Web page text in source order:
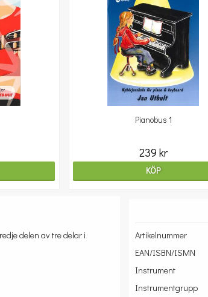
Pianobus 1
239 kr
KÖP
delen av tre delar i
Artikelnummer
EAN/ISBN/ISMN
Instrument
Instrumentgrupp